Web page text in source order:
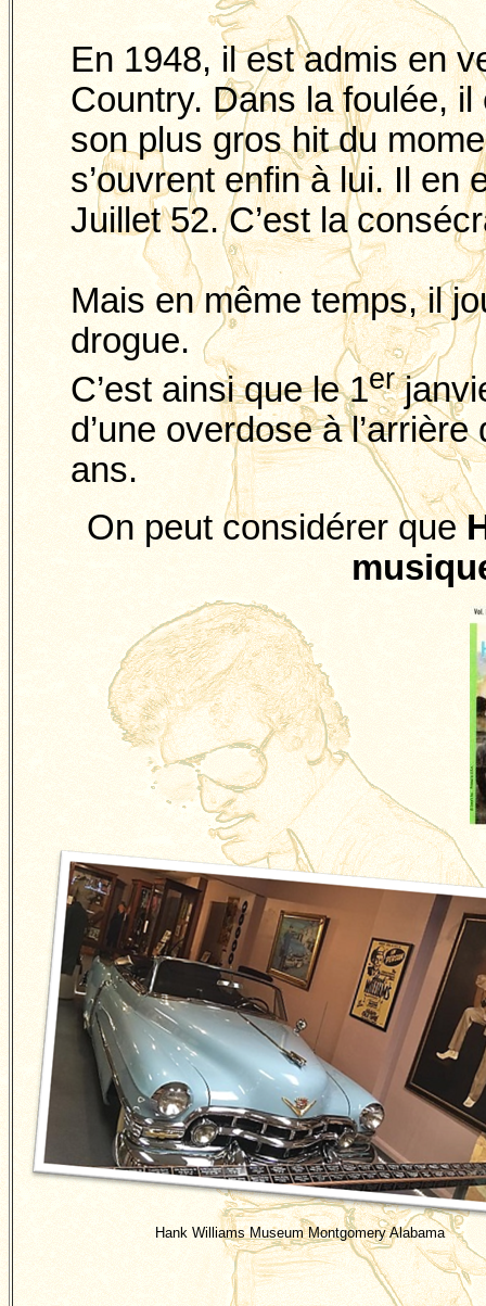
En 1948, il est admis en
Country. Dans la foulée,
son plus gros hit du
s’ouvrent enfin à lui. Il en
Juillet 52. C’est la
Mais en même temps, il
drogue.
C’est ainsi que le 1er
d’une overdose à
ans.
On peut considérer que
Hank Williams Museum Montgomery Alabama